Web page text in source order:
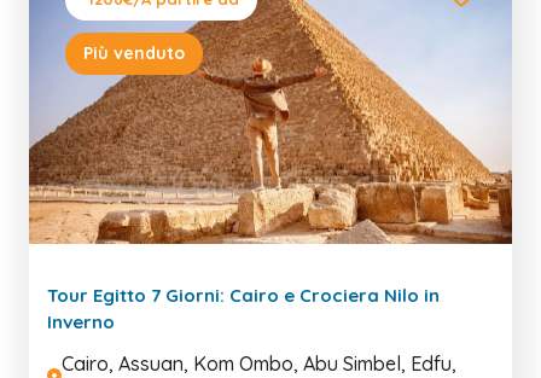
Più venduto
Tour Egitto 7 Giorni: Cairo e Crociera Nilo in
Inverno
Cairo, Assuan, Kom Ombo, Abu Simbel, Edfu,